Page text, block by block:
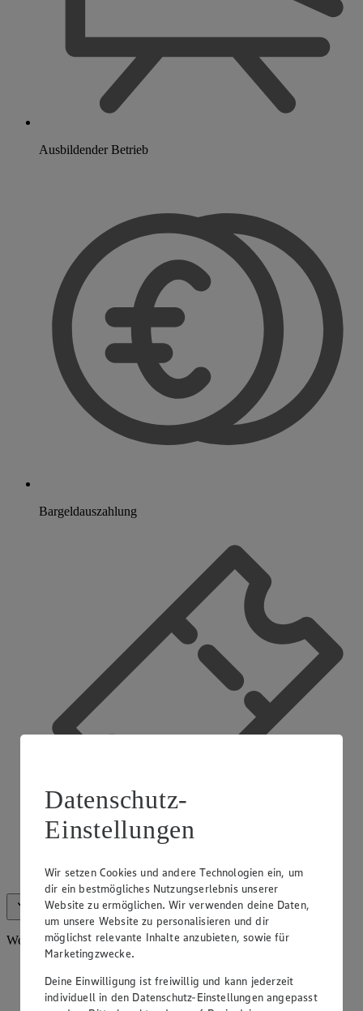
Ausbildender Betrieb
Bargeldauszahlung
App Coupons
Alle anzeigen (15)Weniger anzeigen
Weitere Services
Datenschutz-
Einstellungen
Wir setzen Cookies und andere Technologien ein, um
dir ein bestmögliches Nutzungserlebnis unserer
Website zu ermöglichen. Wir verwenden deine Daten,
um unsere Website zu personalisieren und dir
möglichst relevante Inhalte anzubieten, sowie für
Marketingzwecke.
Deine Einwilligung ist freiwillig und kann jederzeit
individuell in den Datenschutz-Einstellungen angepasst